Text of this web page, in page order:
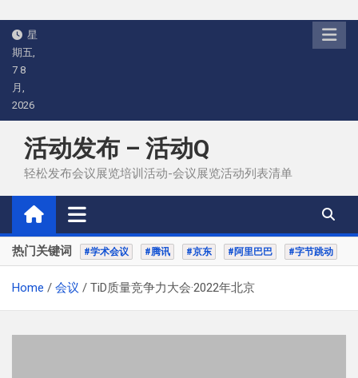
Skip
content
星
期五,
7 8
月,
2026
活动发布 – 活动Q
轻松发布会议展览培训活动-会议展览活动列表清单
热门关键词 #学术会议 #腾讯 #京东 #阿里巴巴 #字节跳动
Home 会议 TiD质量竞争力大会·2022年北京